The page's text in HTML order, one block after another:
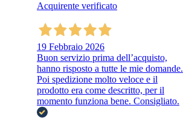
Acquirente verificato
19 Febbraio 2026
Buon servizio prima dell’acquisto,
hanno risposto a tutte le mie domande.
Poi spedizione molto veloce e il
prodotto era come descritto, per il
momento funziona bene. Consigliato.